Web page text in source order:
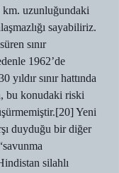
km. uzunluğundaki
sayabiliriz.
sınır
1962’de
yıldır sınır hattında
bu konudaki riski
Yeni
duyduğu bir diğer
silahlı